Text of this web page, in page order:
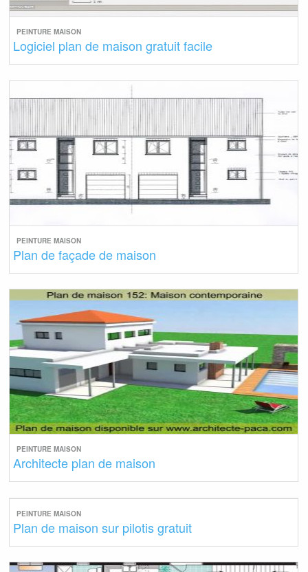
PEINTURE MAISON
Logiciel plan de maison gratuit facile
PEINTURE MAISON
Plan de façade de maison
PEINTURE MAISON
Architecte plan de maison
PEINTURE MAISON
Plan de maison sur pilotis gratuit